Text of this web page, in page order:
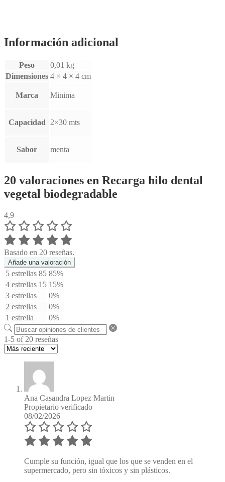
Información adicional
Peso
0,01 kg
Dimensiones 4 × 4 × 4 cm
Marca Minima
Capacidad 2×30 mts
Sabor menta
20 valoraciones en Recarga hilo dental
vegetal biodegradable
4,9
Basado en 20 reseñas.
Añade una valoración
5 estrellas 85 85%
4 estrellas 15 15%
3 estrellas
0%
2 estrellas
0%
1 estrella
0%
1-5 of 20 reseñas
Ana Casandra Lopez Martin
Propietario verificado
08/02/2026
Cumple su función, igual que los que se venden en el
supermercado, pero sin tóxicos y sin plásticos.